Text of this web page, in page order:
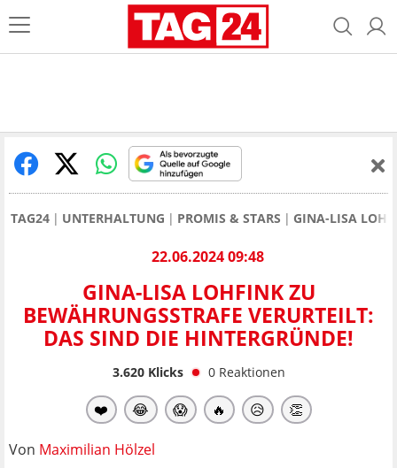
TAG24 UNTERHALTUNG PROMIS & STARS GINA-LISA
22.06.2024 09:48
GINA-LISA LOHFINK ZU
BEWÄHRUNGSSTRAFE VERURTEILT:
DAS SIND DIE HINTERGRÜNDE!
3.620Klicks 0 Reaktionen
❤️ 😂 😱 🔥 😥 👏
Von Maximilian Hölzel